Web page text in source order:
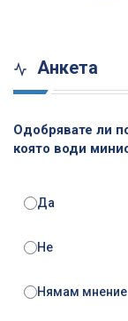
Анкета
Одобрявате ли
която води
Да
Не
Нямам мнение